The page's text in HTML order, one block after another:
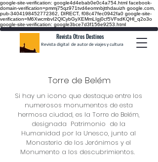
google-site-verification: google4d4ebab0e0c4a754.html facebook-
domain-verification=pmmj75qz971tvd4eomnbjtthdauizh google.com,
pub-3404198452772362, DIRECT, f08c47fec0942fa0 google-site-
verification=M6XwcmbvI2QlCybGyXEMmLIgj0cf5VFsdKQHl_q2o3o
google-site-verification: google3bce7d3f156e9253.html
Revista Otros Destinos
Revista digital de autor de viajes y cultura
Torre de Belém
Si hay un icono que destaque entre los
numerosos monumentos de esta
hermosa ciudad, es la Torre de Belém,
designada Patrimonio de la
Humanidad por la Unesco, junto al
Monasterio de los Jerónimos y el
Monumento a los descubrimientos.